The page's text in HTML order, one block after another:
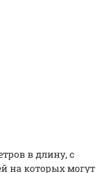
в длину, с
на которых могут